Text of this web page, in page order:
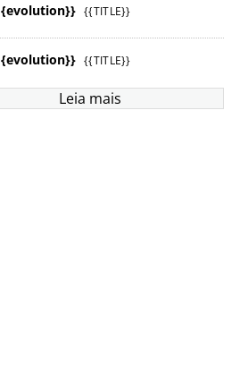
{{TITLE}}
{{TITLE}}
Leia mais